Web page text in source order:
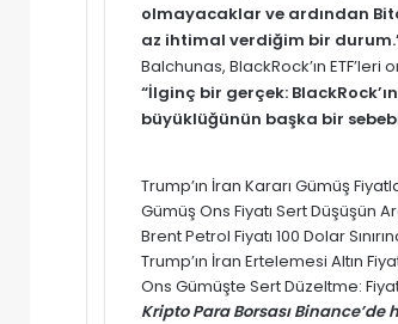
olmayacaklar ve ardından
az ihtimal verdiğim bir
Balchunas, BlackRock’ın
“İlginç bir gerçek:
büyüklüğünün başka bir
Trump’ın İran Kararı Gümüş
Gümüş Ons Fiyatı Sert Düşüşün
Brent Petrol Fiyatı 100 Dolar
Trump’ın İran Ertelemesi Altın
Ons Gümüşte Sert Düzeltme:
Kripto Para Borsası